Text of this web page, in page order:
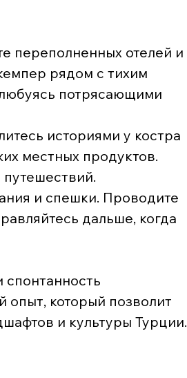
переполненных отелей и
рядом с тихим
потрясающими
историями у костра
местных продуктов.
и спешки. Проводите
дальше, когда
спонтанность
опыт, который позволит
и культуры Турции.